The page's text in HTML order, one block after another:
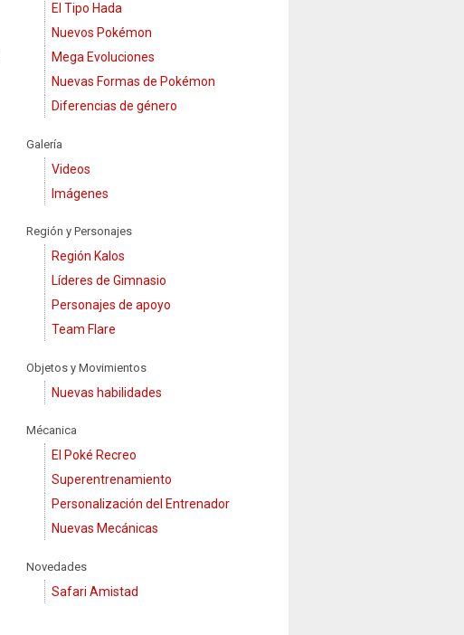
El Tipo Hada
Nuevos Pokémon
Mega Evoluciones
Nuevas Formas de Pokémon
Diferencias de género
Galería
Videos
Imágenes
Región y Personajes
Región Kalos
Líderes de Gimnasio
Personajes de apoyo
Team Flare
Objetos y Movimientos
Nuevas habilidades
Mécanica
El Poké Recreo
Superentrenamiento
Personalización del Entrenador
Nuevas Mecánicas
Novedades
Safari Amistad